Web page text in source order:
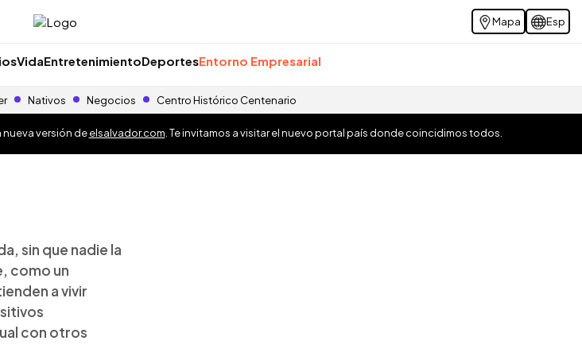
Mapa Esp
VidaEntretenimientoDeportesEntorno Empresarial
Nativos Negocios Centro Histórico Centenario
nueva versión deelsalvador.com . Te invitamos a visitar el nuevo portal país donde coincidimos todos.
sin que nadie la
como un
a vivir
con otros